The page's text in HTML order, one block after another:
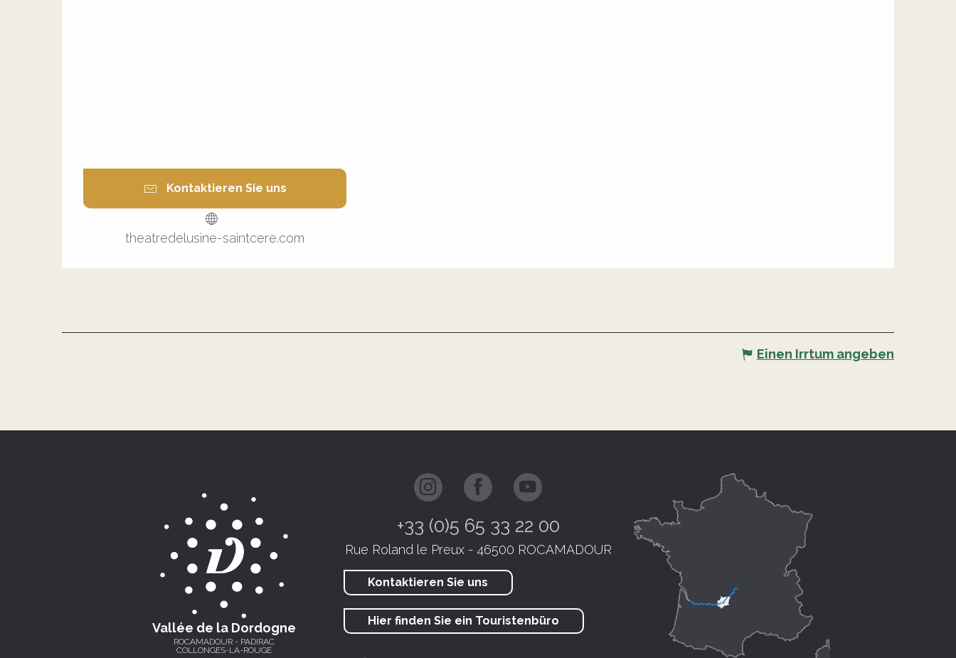
Kontaktieren Sie uns
theatredelusine-saintcere.com
Einen Irrtum angeben
Vallée de la Dordogne
ROCAMADOUR - PADIRAC
COLLONGES-LA-ROUGE
+33 (0)5 65 33 22 00
Rue Roland le Preux - 46500 ROCAMADOUR
Kontaktieren Sie uns
Hier finden Sie ein Touristenbüro